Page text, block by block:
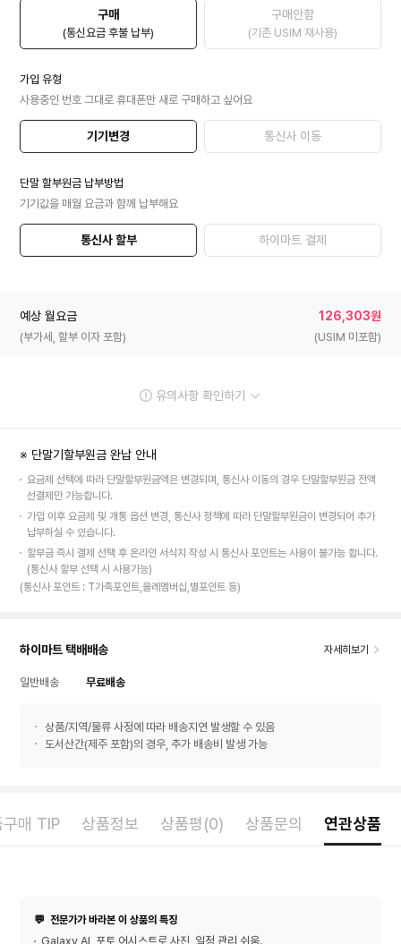
구매
(통신요금 후불 납부)
구매안함
(기존 USIM 재사용)
가입 유형
사용중인 번호 그대로 휴대폰만 새로 구매하고 싶어요
기기변경 통신사 이동
단말 할부원금 납부방법
기기값을 매월 요금과 함께 납부해요
통신사 할부 하이마트 결제
예상 월요금
(부가세, 할부 이자 포함)
126,303원
(USIM 미포함)
유의사항 확인하기
※ 단말기할부원금 완납 안내
요금제 선택에 따라 단말할부원금액은 변경되며, 통신사 이동의 경우 단말할부원금 전액
선결제만 가능합니다.
가입 이후 요금제 및 개통 옵션 변경, 통신사 정책에 따라 단말할부원금이 변경되어 추가
납부하실 수 있습니다.
할부금 즉시 결제 선택 후 온라인 서식지 작성 시 통신사 포인트는 사용이 불가능 합니다.
(통신사 할부 선택 시 사용가능)
(통신사 포인트 : T가족포인트,올레멤버십,별포인트 등)
하이마트 택배배송 자세히보기
일반배송 무료배송
상품/지역/물류 사정에 따라 배송지연 발생할 수 있음
도서산간(제주 포함)의 경우, 추가 배송비 발생 가능
구매 TIP 상품정보 상품평(0) 상품문의 연관상품
💬 전문가가 바라본 이 상품의 특징
Galaxy AI, 포토 어시스트로 사진, 일정 관리 쉬움.